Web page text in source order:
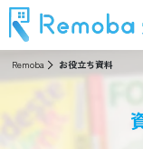
Remoba お役立ち資料